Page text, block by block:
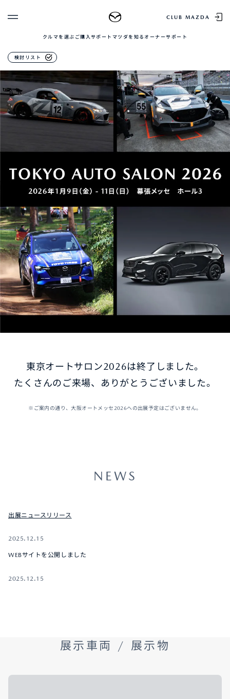
CLUB MAZDA
クルマを選ぶ ご購入サポート マツダを知る オーナーサポート
検討リスト
車種・グレード比較
MAZDAのSUV比較
ご購入サポート
カンタン見積り
試乗車検索
マツダを知る
オーナーサポート
中古車
ニュースルーム
企業・IR・採用
ログイン
新規会員登録
CLUB MAZDAとは
MYページTOP
QRコード
登録情報の変更
お知らせ配信の登録・解除
イベント情報
東京オートサロン2026は終了しました。
たくさんのご来場、ありがとうございました。
※ご案内の通り、大阪オートメッセ2026への出展予定はございません。
NEWS
出展ニュースリリース
2025.12.15
WEBサイトを公開しました
2025.12.15
展示車両 / 展示物